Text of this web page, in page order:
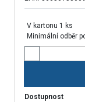
V kartonu 1 ks
Minimální odběr
Dostupnost